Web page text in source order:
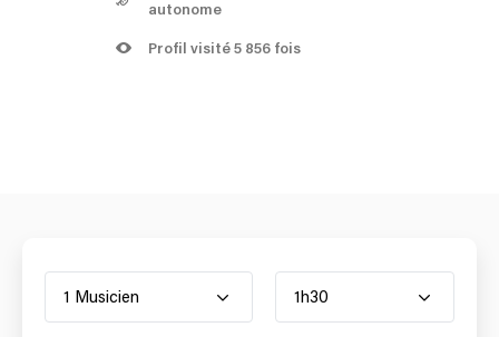
autonome
Profil visité 5 856 fois
1 Musicien 1h30